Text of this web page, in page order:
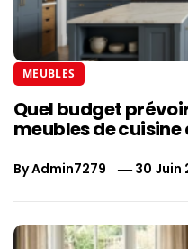
MEUBLES
Quel budget
meubles de
ByAdmin7279 30 Juin